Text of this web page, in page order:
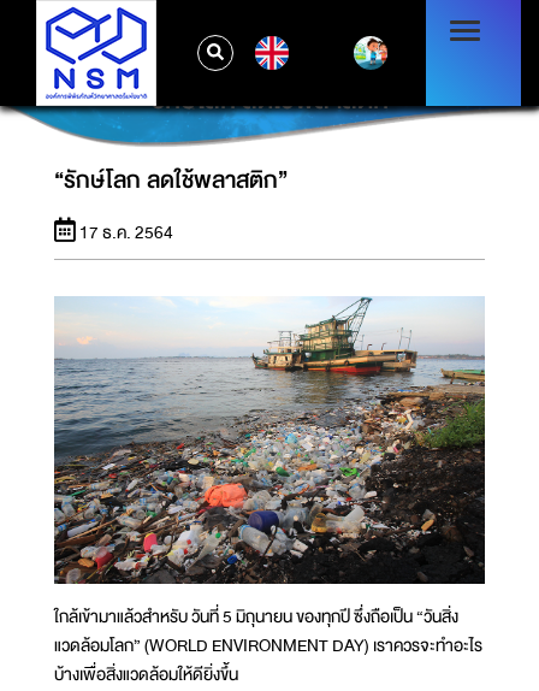
“รักษ์โลก ลดใช้พลาสติก”
“รักษ์โลก ลดใช้พลาสติก”
17 ธ.ค. 2564
ใกล้เข้ามาแล้วสำหรับ วันที่ 5 มิถุนายน ของทุกปี ซึ่งถือเป็น “วันสิ่ง
แวดล้อมโลก” (WORLD ENVIRONMENT DAY) เราควรจะทำอะไร
บ้างเพื่อสิ่งแวดล้อมให้ดียิ่งขึ้น